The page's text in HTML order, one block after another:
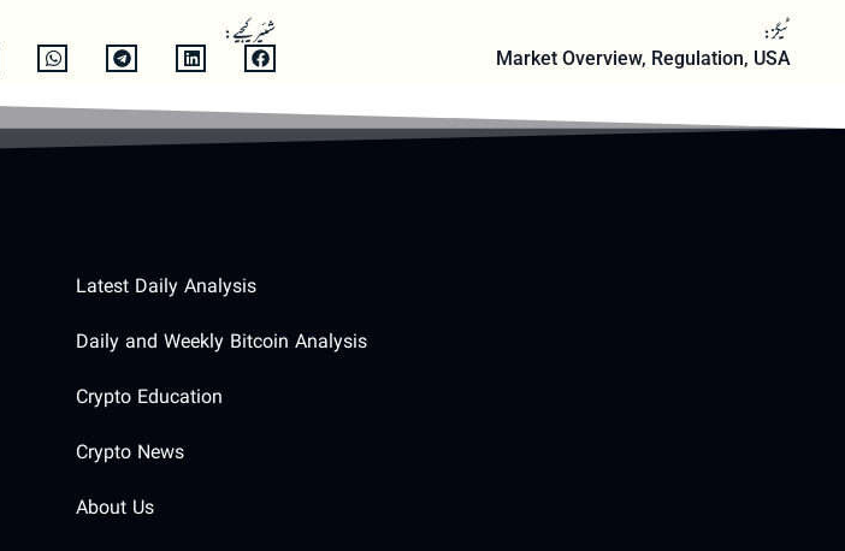
ٹیگز:
Market Overview, Regulation, USA
شئیر کیجیے:
Latest Daily Analysis
Daily and Weekly Bitcoin Analysis
Crypto Education
Crypto News
About Us